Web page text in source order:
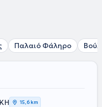
Παλαιό Φάληρο Βούλα
15,6 km